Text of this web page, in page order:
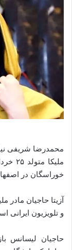
محمدرضا شریفی
خوراسگان در
و تلویزیون ایرانی
حاجیان لیسانس